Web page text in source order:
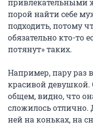
порой найти себе
подходить, потому
обязательно кто-то
потянут» таких.
Например, пару раз
красивой
общем, видно, что
сложилось отлично.
ней на коньках, на